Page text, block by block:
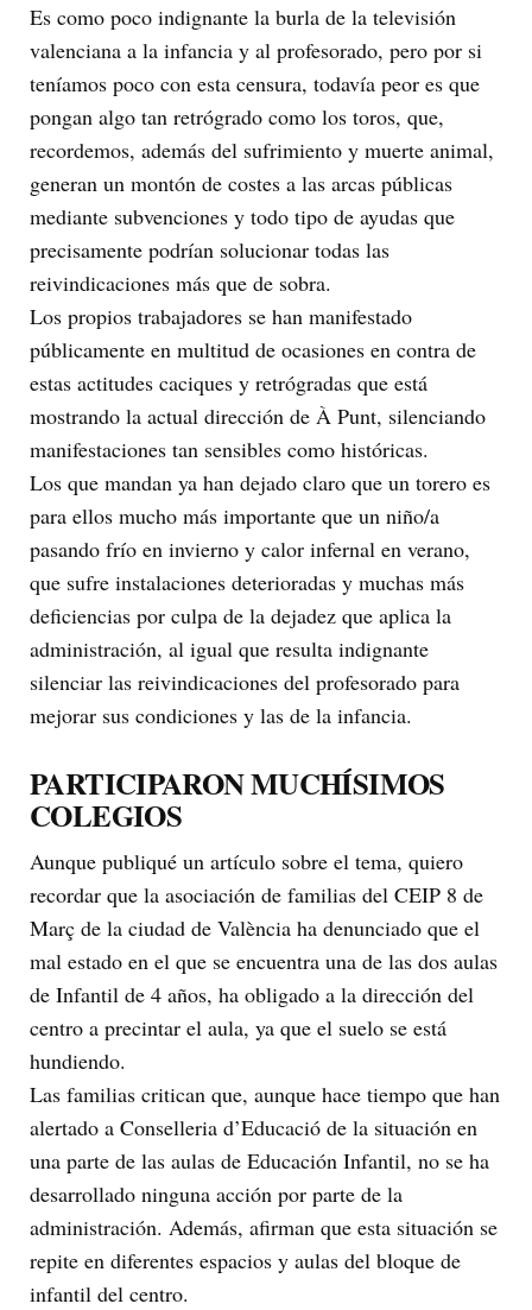
Es como poco indignante la burla de la televisión
valenciana a la infancia y al profesorado, pero por si
teníamos poco con esta censura, todavía peor es que
pongan algo tan retrógrado como los toros, que,
recordemos, además del sufrimiento y muerte animal,
generan un montón de costes a las arcas públicas
mediante subvenciones y todo tipo de ayudas que
precisamente podrían solucionar todas las
reivindicaciones más que de sobra.
Los propios trabajadores se han manifestado
públicamente en multitud de ocasiones en contra de
estas actitudes caciques y retrógradas que está
mostrando la actual dirección de À Punt, silenciando
manifestaciones tan sensibles como históricas.
Los que mandan ya han dejado claro que un torero es
para ellos mucho más importante que un niño/a
pasando frío en invierno y calor infernal en verano,
que sufre instalaciones deterioradas y muchas más
deficiencias por culpa de la dejadez que aplica la
administración, al igual que resulta indignante
silenciar las reivindicaciones del profesorado para
mejorar sus condiciones y las de la infancia.
PARTICIPARON MUCHÍSIMOS
COLEGIOS
Aunque publiqué un artículo sobre el tema, quiero
recordar que la asociación de familias del CEIP 8 de
Març de la ciudad de València ha denunciado que el
mal estado en el que se encuentra una de las dos aulas
de Infantil de 4 años, ha obligado a la dirección del
centro a precintar el aula, ya que el suelo se está
hundiendo.
Las familias critican que, aunque hace tiempo que han
alertado a Conselleria d’Educació de la situación en
una parte de las aulas de Educación Infantil, no se ha
desarrollado ninguna acción por parte de la
administración. Además, afirman que esta situación se
repite en diferentes espacios y aulas del bloque de
infantil del centro.